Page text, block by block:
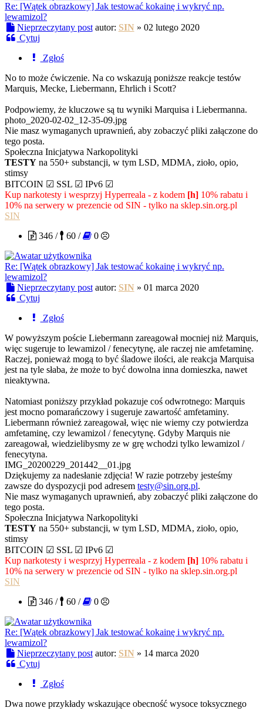
Re: [Wątek obrazkowy] Jak testować kokainę i wykryć np.
lewamizol?
Nieprzeczytany post autor: SIN» 02 lutego 2020
Cytuj
Zgłoś
No to może ćwiczenie. Na co wskazują poniższe reakcje testów
Marquis, Mecke, Liebermann, Ehrlich i Scott?
Podpowiemy, że kluczowe są tu wyniki Marquisa i Liebermanna.
photo_2020-02-02_12-35-09.jpg
Nie masz wymaganych uprawnień, aby zobaczyć pliki załączone do
tego posta.
Społeczna Inicjatywa Narkopolityki
TESTY na 550+ substancji, w tym LSD, MDMA, zioło, opio,
stimsy
BITCOIN ☑ SSL ☑ IPv6 ☑
Kup narkotesty i wesprzyj Hyperreala - z kodem [h] 10% rabatu i
10% na serwery w prezencie od SIN - tylko na sklep.sin.org.pl
SIN
346 /
60 / 0
Re: [Wątek obrazkowy] Jak testować kokainę i wykryć np.
lewamizol?
Nieprzeczytany post autor: SIN» 01 marca 2020
Cytuj
Zgłoś
W powyższym poście Liebermann zareagował mocniej niż Marquis,
więc sugeruje to lewamizol / fenecytynę, ale raczej nie amfetaminę.
Raczej, ponieważ mogą to być śladowe ilości, ale reakcja Marquisa
jest na tyle słaba, że może to być dowolna inna domieszka, nawet
nieaktywna.
Natomiast poniższy przykład pokazuje coś odwrotnego: Marquis
jest mocno pomarańczowy i sugeruje zawartość amfetaminy.
Liebermann również zareagował, więc nie wiemy czy potwierdza
amfetaminę, czy lewamizol / fenecytynę. Gdyby Marquis nie
zareagował, wiedzielibysmy ze w grę wchodzi tylko lewamizol /
fenecytyna.
IMG_20200229_201442__01.jpg
Dziękujemy za nadesłanie zdjęcia! W razie potrzeby jesteśmy
zawsze do dyspozycji pod adresem testy@sin.org.pl.
Nie masz wymaganych uprawnień, aby zobaczyć pliki załączone do
tego posta.
Społeczna Inicjatywa Narkopolityki
TESTY na 550+ substancji, w tym LSD, MDMA, zioło, opio,
stimsy
BITCOIN ☑ SSL ☑ IPv6 ☑
Kup narkotesty i wesprzyj Hyperreala - z kodem [h] 10% rabatu i
10% na serwery w prezencie od SIN - tylko na sklep.sin.org.pl
SIN
346 /
60 / 0
Re: [Wątek obrazkowy] Jak testować kokainę i wykryć np.
lewamizol?
Nieprzeczytany post autor: SIN» 14 marca 2020
Cytuj
Zgłoś
Dwa nowe przykłady wskazujące obecność wysoce toksycznego